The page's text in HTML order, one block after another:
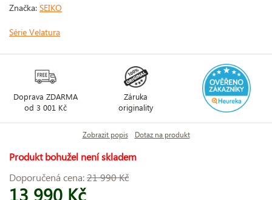
Značka: SEIKO
Série Velatura
Doprava ZDARMA
od 3 001 Kč
Záruka
originality
Zobrazit popis Dotaz na produkt
Produkt bohužel není skladem
Doporučená cena:21 990 Kč
13 990 Kč